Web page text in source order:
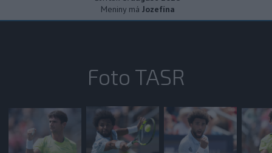
Meniny má Jozefína
Foto TASR